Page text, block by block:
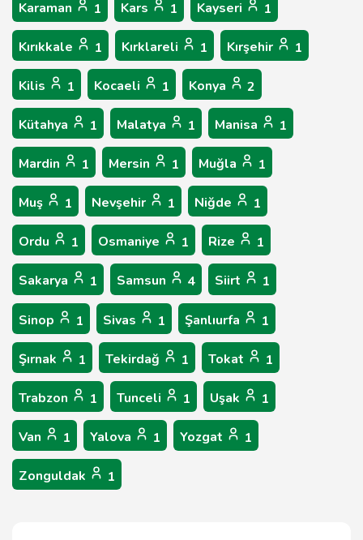
Karaman 1 Kars 1 Kayseri 1
Kırıkkale 1 Kırklareli 1 Kırşehir 1
Kilis 1 Kocaeli 1 Konya 2
Kütahya 1 Malatya 1 Manisa 1
Mardin 1 Mersin 1 Muğla 1
Muş 1 Nevşehir 1 Niğde 1
Ordu 1 Osmaniye 1 Rize 1
Sakarya 1 Samsun 4 Siirt 1
Sinop 1 Sivas 1 Şanlıurfa 1
Şırnak 1 Tekirdağ 1 Tokat 1
Trabzon 1 Tunceli 1 Uşak 1
Van 1 Yalova 1 Yozgat 1
Zonguldak 1